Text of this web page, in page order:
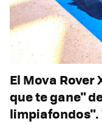
El Mova Rover
que te gane"
limpiafondos".